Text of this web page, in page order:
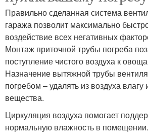
Правильно сделанная система
гаража позволит максимально
воздействие всех негативных
Монтаж приточной трубы погреба
поступление чистого воздуха к
Назначение вытяжной трубы
погребом – удалять из воздуха
вещества.
Циркуляция воздуха помогает
нормальную влажность в помещении.